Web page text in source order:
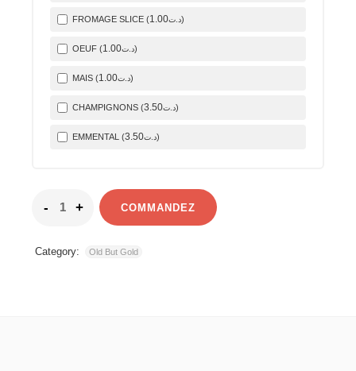
FROMAGE SLICE ( د.ت 1.00 )
OEUF ( د.ت 1.00 )
MAIS ( د.ت 1.00 )
CHAMPIGNONS ( د.ت 3.50 )
EMMENTAL ( د.ت 3.50 )
COMMANDEZ
Category: Old But Gold